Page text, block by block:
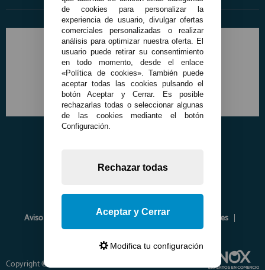
Aviso Legal Política de Privacidad
Política de Cookies
Envíos y Devoluciones
Opiniones
Copyright © 2026 www.francobordo.com
de cookies para personalizar la
experiencia de usuario, divulgar ofertas
comerciales personalizadas o realizar
análisis para optimizar nuestra oferta. El
usuario puede retirar su consentimiento
en todo momento, desde el enlace
«Política de cookies». También puede
aceptar todas las cookies pulsando el
botón Aceptar y Cerrar. Es posible
rechazarlas todas o seleccionar algunas
de las cookies mediante el botón
Configuración.
Rechazar todas
Aceptar y Cerrar
Modifica tu configuración